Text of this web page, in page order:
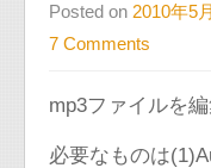
Posted on 2010年5
7 Comments
mp3ファイルを
必要なものは